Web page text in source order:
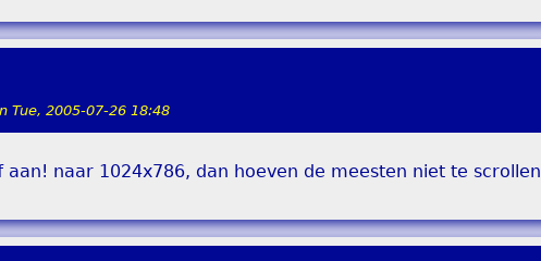
Tue, 2005-07-26 18:48
aan! naar 1024x786, dan hoeven de meesten niet te scrollen